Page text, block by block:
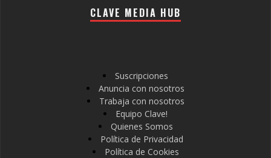
CLAVE MEDIA HUB
Suscripciones
Anuncia con nosotros
Trabaja con nosotros
Equipo Clave!
Quienes Somos
Política de Privacidad
Política de Cookies